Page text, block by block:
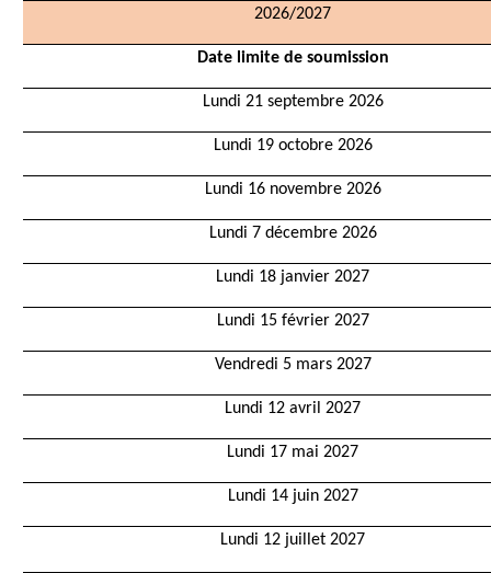
2026/2027
Date limite de soumission
Lundi 21 septembre 2026
Lundi 19 octobre 2026
Lundi 16 novembre 2026
Lundi 7 décembre 2026
Lundi 18 janvier 2027
Lundi 15 février 2027
Vendredi 5 mars 2027
Lundi 12 avril 2027
Lundi 17 mai 2027
Lundi 14 juin 2027
Lundi 12 juillet 2027